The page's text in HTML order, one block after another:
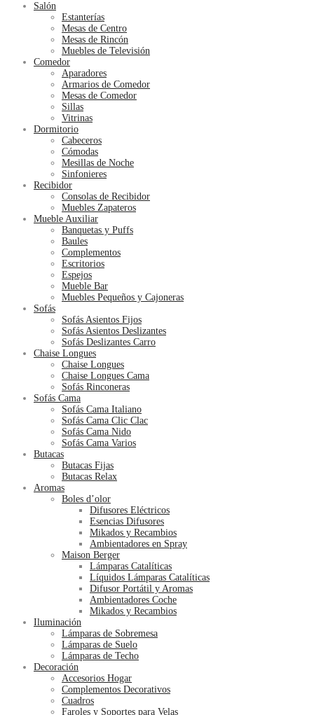
Salón
Estanterías
Mesas de Centro
Mesas de Rincón
Muebles de Televisión
Comedor
Aparadores
Armarios de Comedor
Mesas de Comedor
Sillas
Vitrinas
Dormitorio
Cabeceros
Cómodas
Mesillas de Noche
Sinfonieres
Recibidor
Consolas de Recibidor
Muebles Zapateros
Mueble Auxiliar
Banquetas y Puffs
Baules
Complementos
Escritorios
Espejos
Mueble Bar
Muebles Pequeños y Cajoneras
Sofás
Sofás Asientos Fijos
Sofás Asientos Deslizantes
Sofás Deslizantes Carro
Chaise Longues
Chaise Longues
Chaise Longues Cama
Sofás Rinconeras
Sofás Cama
Sofás Cama Italiano
Sofás Cama Clic Clac
Sofás Cama Nido
Sofás Cama Varios
Butacas
Butacas Fijas
Butacas Relax
Aromas
Boles d’olor
Difusores Eléctricos
Esencias Difusores
Mikados y Recambios
Ambientadores en Spray
Maison Berger
Lámparas Catalíticas
Líquidos Lámparas Catalíticas
Difusor Portátil y Aromas
Ambientadores Coche
Mikados y Recambios
Iluminación
Lámparas de Sobremesa
Lámparas de Suelo
Lámparas de Techo
Decoración
Accesorios Hogar
Complementos Decorativos
Cuadros
Faroles y Soportes para Velas